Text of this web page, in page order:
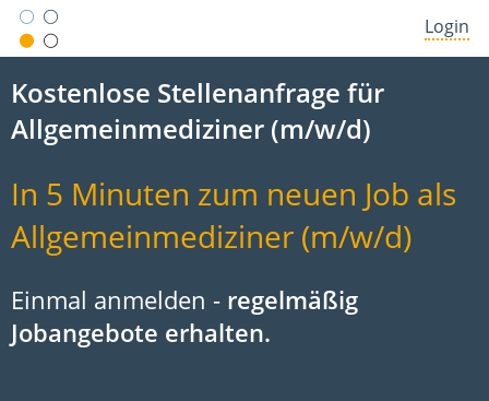
Login
Kostenlose Stellenanfrage für
Allgemeinmediziner (m/w/d)
In 5 Minuten zum neuen Job als
Allgemeinmediziner (m/w/d)
Einmal anmelden - regelmäßig
Jobangebote erhalten.